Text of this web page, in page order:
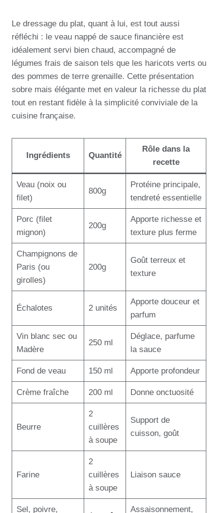
Le dressage du plat, quant à lui, est tout aussi
réfléchi : le veau nappé de sauce financière est
idéalement servi bien chaud, accompagné de
légumes frais de saison tels que les haricots verts ou
des pommes de terre grenaille. Cette présentation
sobre mais élégante met en valeur la richesse du plat
tout en restant fidèle à la simplicité conviviale de la
cuisine française.
Ingrédients Quantité
Rôle dans la
recette
Veau (noix ou
filet)
800g
Protéine principale,
tendreté essentielle
Porc (filet
mignon)
200g
Apporte richesse et
texture plus ferme
Champignons de
Paris (ou
girolles)
200g
Goût terreux et
texture
Échalotes 2 unités
Apporte douceur et
parfum
Vin blanc sec ou
Madère
250 ml
Déglace, parfume
la sauce
Fond de veau 150 ml Apporte profondeur
Crème fraîche 200 ml Donne onctuosité
Beurre
2
cuillères
à soupe
Support de
cuisson, goût
Farine
2
cuillères
à soupe
Liaison sauce
Sel, poivre, Assaisonnement,